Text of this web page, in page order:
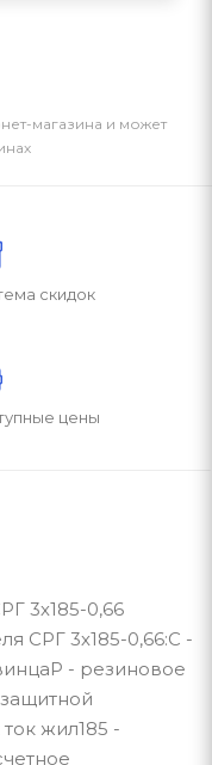
магазина и может
скидок
цены
3х185-0,66
СРГ 3х185-0,66:С -
- резиновое
жил185 -